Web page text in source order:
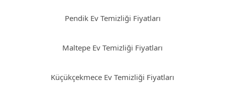
Pendik Ev Temizliği Fiyatları
Maltepe Ev Temizliği Fiyatları
Küçükçekmece Ev Temizliği Fiyatları